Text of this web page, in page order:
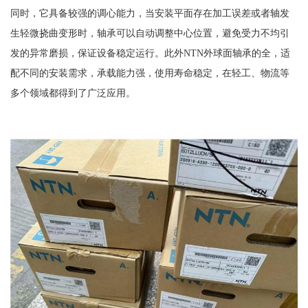
同时，它具备较强的调心能力，当安装平面存在加工误差或者轴发
生轻微挠曲变形时，轴承可以自动调整中心位置，避免受力不均引
发的异常磨损，保证设备稳定运行。此外NTN外球面轴承的全，适
配不同的安装需求，承载能力强，使用寿命稳定，在轻工、物流等
多个领域都得到了广泛应用。